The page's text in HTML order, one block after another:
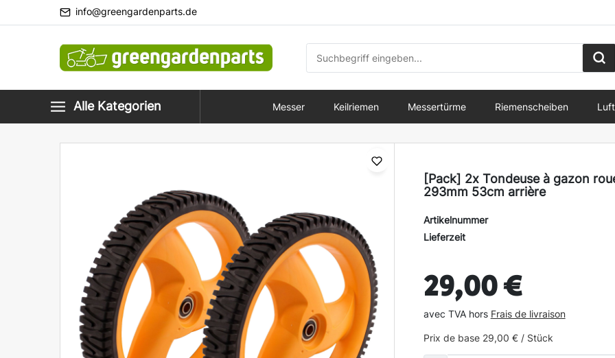
info@greengardenparts.de
Alle Kategorien Messer Keilriemen Messertürme Riemenscheiben
[Pack] 2x Tondeuse à gazon
293mm 53cm arrière
Artikelnummer
Lieferzeit
29,00 €
avec TVA hors Frais de livraison
Prix de base 29,00 € / Stück